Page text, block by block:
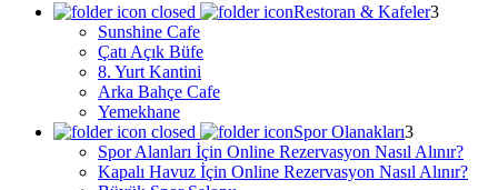
Restoran & Kafeler
Sunshine Cafe
Çatı Açık Büfe
8. Yurt Kantini
Arka Bahçe Cafe
Yemekhane
Spor Olanakları
Spor Alanları İçin Online Rezervasyon Nasıl Alınır?
Kapalı Havuz İçin Online Rezervasyon Nasıl Alınır?